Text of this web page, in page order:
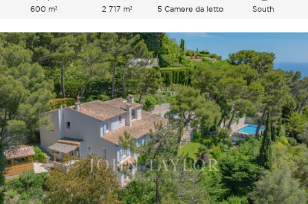
600 m² 2 717 m² 5 Camere da letto South